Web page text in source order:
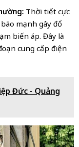
Thời tiết cực
mạnh gây đổ
biến áp. Đây là
cung cấp điện
Đức - Quảng